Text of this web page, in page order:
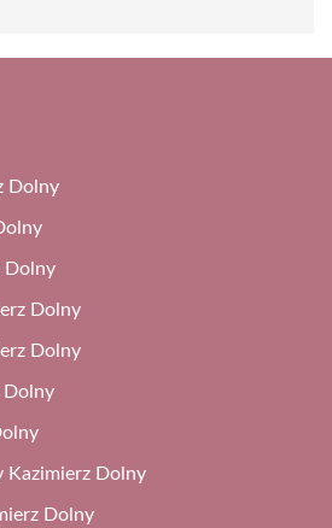
Dolny
Dolny
Dolny
Dolny
Dolny
Kazimierz Dolny
Dolny